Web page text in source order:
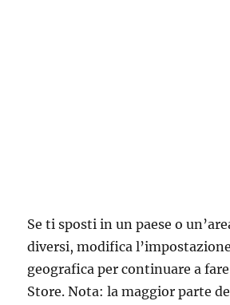
Se ti sposti in un paese o
diversi, modifica
geografica per continuare a
Store. Nota: la maggior parte